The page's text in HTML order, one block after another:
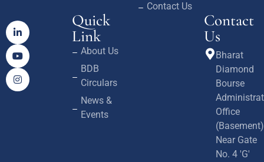
Quick
Link
About Us
BDB
Circulars
News &
Events
Contact Us
Contact
Us
Bharat
Diamond
Bourse
Office
(Basement)
Near Gate
No. 4 'G'